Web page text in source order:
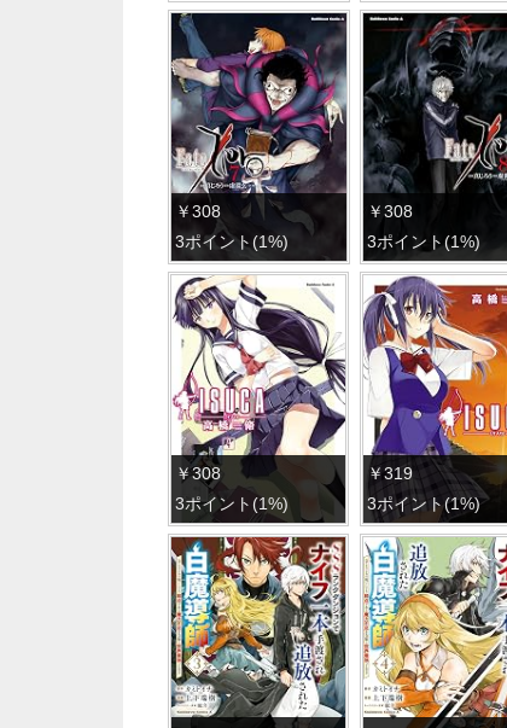
￥308
3ポイント(1%)
￥308
3ポイント(1%)
￥308
3ポイント(1%)
￥319
3ポイント(1%)